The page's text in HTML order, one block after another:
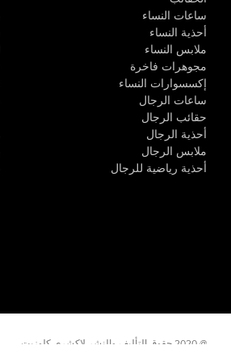
ساعات النساء
أحذية النساء
ملابس النساء
مجوهرات فاخرة
إكسسوارات النساء
ساعات الرجال
حقائب الرجال
أحذية الرجال
ملابس الرجال
أحذية رياضية للرجال
@ 2020 حقوق التأليف والنشر لاكشري كلوزيت